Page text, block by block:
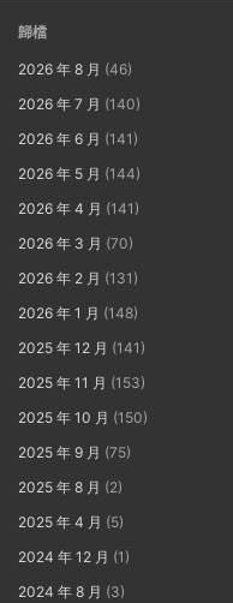
歸檔
2026 年 8 月 (46)
2026 年 7 月 (140)
2026 年 6 月 (141)
2026 年 5 月 (144)
2026 年 4 月 (141)
2026 年 3 月 (70)
2026 年 2 月 (131)
2026 年 1 月 (148)
2025 年 12 月 (141)
2025 年 11 月 (153)
2025 年 10 月 (150)
2025 年 9 月 (75)
2025 年 8 月 (2)
2025 年 4 月 (5)
2024 年 12 月 (1)
2024 年 8 月 (3)